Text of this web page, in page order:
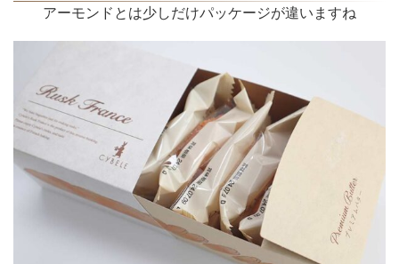
アーモンドとは少しだけパッケージが違いますね